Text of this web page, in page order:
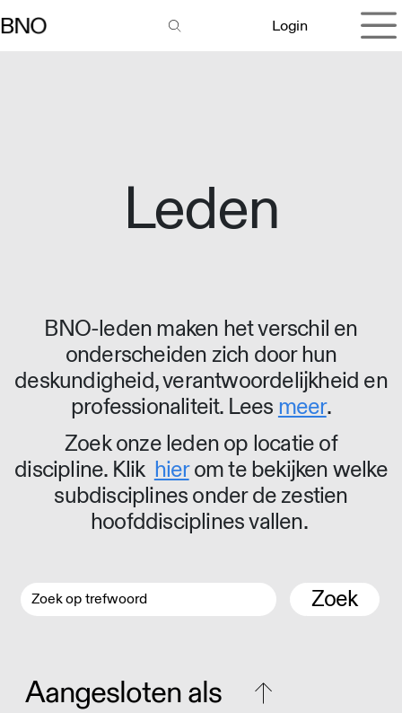
Login
Leden
BNO-leden maken het verschil en
onderscheiden zich door hun
deskundigheid, verantwoordelijkheid en
professionaliteit. Lees meer.
Zoek onze leden op locatie of
discipline. Klik hierom te bekijken welke
subdisciplines onder de zestien
hoofddisciplines vallen.
Zoek
Aangesloten als